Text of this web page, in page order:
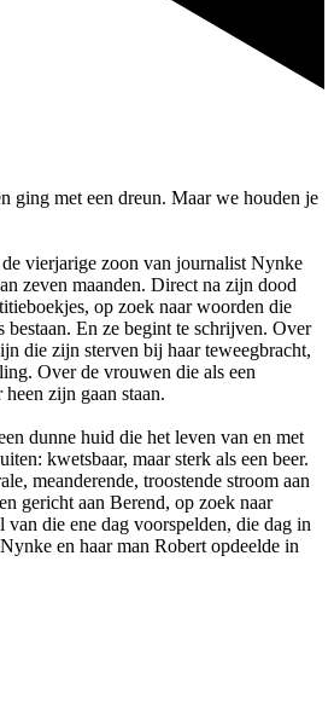
ging met een dreun. Maar we houden je
vierjarige zoon van journalist Nynke
zeven maanden. Direct na zijn dood
op zoek naar woorden die
bestaan. En ze begint te schrijven. Over
die zijn sterven bij haar teweegbracht,
Over de vrouwen die als een
zijn gaan staan.
dunne huid die het leven van en met
kwetsbaar, maar sterk als een beer.
meanderende, troostende stroom aan
gericht aan Berend, op zoek naar
die ene dag voorspelden, die dag in
en haar man Robert opdeelde in